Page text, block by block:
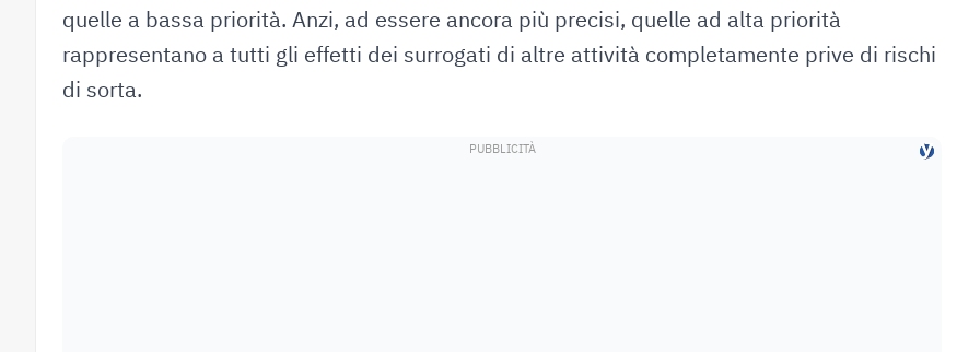
quelle a bassa priorità. Anzi, ad essere ancora più precisi, quelle ad alta priorità
rappresentano a tutti gli effetti dei surrogati di altre attività completamente prive di rischi
di sorta.